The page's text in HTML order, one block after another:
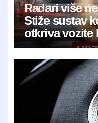
Radari više
Stiže sustav
otkriva vozite